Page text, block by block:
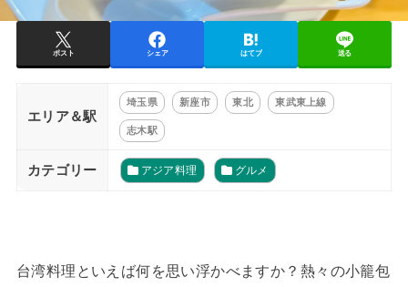
ポスト シェア はてブ 送る
エリア＆駅
埼玉県 新座市 東北 東武東上線
志木駅
カテゴリー アジア料理 グルメ
台湾料理といえば何を思い浮かべますか？熱々の小籠包